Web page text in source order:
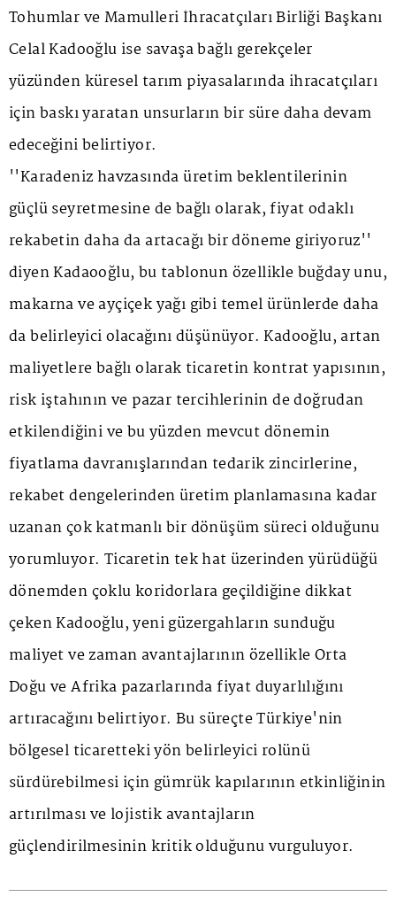
Tohumlar ve Mamulleri İhracatçıları Birliği Başkanı
Celal Kadooğlu ise savaşa bağlı gerekçeler
yüzünden küresel tarım piyasalarında ihracatçıları
için baskı yaratan unsurların bir süre daha devam
edeceğini belirtiyor.
''Karadeniz havzasında üretim beklentilerinin
güçlü seyretmesine de bağlı olarak, fiyat odaklı
rekabetin daha da artacağı bir döneme giriyoruz''
diyen Kadaooğlu, bu tablonun özellikle buğday unu,
makarna ve ayçiçek yağı gibi temel ürünlerde daha
da belirleyici olacağını düşünüyor. Kadooğlu, artan
maliyetlere bağlı olarak ticaretin kontrat yapısının,
risk iştahının ve pazar tercihlerinin de doğrudan
etkilendiğini ve bu yüzden mevcut dönemin
fiyatlama davranışlarından tedarik zincirlerine,
rekabet dengelerinden üretim planlamasına kadar
uzanan çok katmanlı bir dönüşüm süreci olduğunu
yorumluyor. Ticaretin tek hat üzerinden yürüdüğü
dönemden çoklu koridorlara geçildiğine dikkat
çeken Kadooğlu, yeni güzergahların sunduğu
maliyet ve zaman avantajlarının özellikle Orta
Doğu ve Afrika pazarlarında fiyat duyarlılığını
artıracağını belirtiyor. Bu süreçte Türkiye'nin
bölgesel ticaretteki yön belirleyici rolünü
sürdürebilmesi için gümrük kapılarının etkinliğinin
artırılması ve lojistik avantajların
güçlendirilmesinin kritik olduğunu vurguluyor.